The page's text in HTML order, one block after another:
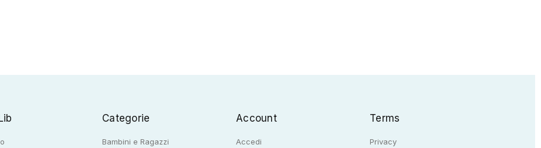
Categorie
Bambini e Ragazzi
Account
Accedi
Terms
Privacy